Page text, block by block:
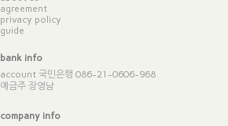
agreement
privacy policy
guide
bank info
account 국민은행 086-21-0606-968
예금주 장영남
company info